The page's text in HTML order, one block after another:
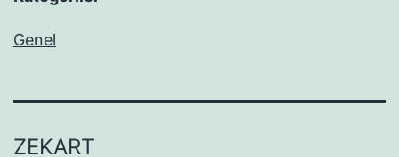
Genel
ZEKART